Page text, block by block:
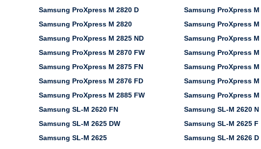
Samsung ProXpress M 2820 D Samsung ProXpress M
Samsung ProXpress M 2820 Samsung ProXpress M
Samsung ProXpress M 2825 ND Samsung ProXpress M
Samsung ProXpress M 2870 FW Samsung ProXpress M
Samsung ProXpress M 2875 FN Samsung ProXpress M
Samsung ProXpress M 2876 FD Samsung ProXpress M
Samsung ProXpress M 2885 FW Samsung ProXpress M
Samsung SL-M 2620 FN Samsung SL-M 2620 N
Samsung SL-M 2625 DW Samsung SL-M 2625 F
Samsung SL-M 2625 Samsung SL-M 2626 D